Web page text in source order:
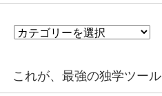
カ
リ
これが、最強の独学ツール